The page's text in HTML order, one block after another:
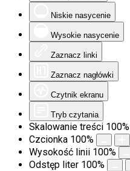
Niskie nasycenie
Wysokie nasycenie
Zaznacz linki
Zaznacz nagłówki
Czytnik ekranu
Tryb czytania
Skalowanie treści 100%
Czcionka 100%
Wysokość linii 100%
Odstęp liter 100%